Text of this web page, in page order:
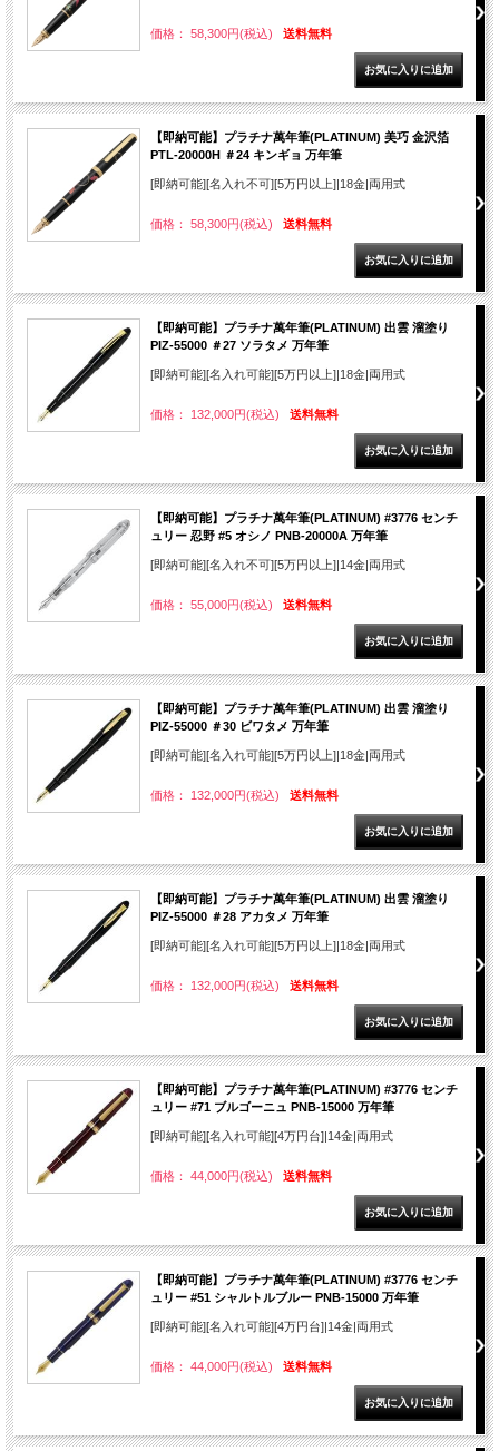
価格： 58,300円(税込) 送料無料
【即納可能】プラチナ萬年筆(PLATINUM) 美巧 金沢箔
PTL-20000H ＃24 キンギョ 万年筆
[即納可能][名入れ不可][5万円以上]|18金|両用式
価格： 58,300円(税込) 送料無料
【即納可能】プラチナ萬年筆(PLATINUM) 出雲 溜塗り
PIZ-55000 ＃27 ソラタメ 万年筆
[即納可能][名入れ可能][5万円以上]|18金|両用式
価格： 132,000円(税込) 送料無料
【即納可能】プラチナ萬年筆(PLATINUM) #3776 センチ
ュリー 忍野 #5 オシノ PNB-20000A 万年筆
[即納可能][名入れ不可][5万円以上]|14金|両用式
価格： 55,000円(税込) 送料無料
【即納可能】プラチナ萬年筆(PLATINUM) 出雲 溜塗り
PIZ-55000 ＃30 ビワタメ 万年筆
[即納可能][名入れ可能][5万円以上]|18金|両用式
価格： 132,000円(税込) 送料無料
【即納可能】プラチナ萬年筆(PLATINUM) 出雲 溜塗り
PIZ-55000 ＃28 アカタメ 万年筆
[即納可能][名入れ可能][5万円以上]|18金|両用式
価格： 132,000円(税込) 送料無料
【即納可能】プラチナ萬年筆(PLATINUM) #3776 センチ
ュリー #71 ブルゴーニュ PNB-15000 万年筆
[即納可能][名入れ可能][4万円台]|14金|両用式
価格： 44,000円(税込) 送料無料
【即納可能】プラチナ萬年筆(PLATINUM) #3776 センチ
ュリー #51 シャルトルブルー PNB-15000 万年筆
[即納可能][名入れ可能][4万円台]|14金|両用式
価格： 44,000円(税込) 送料無料